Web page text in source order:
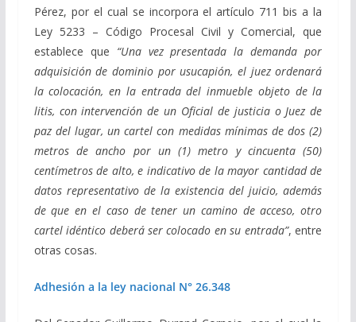
Pérez, por el cual se incorpora el artículo 711 bis a la
Ley 5233 – Código Procesal Civil y Comercial, que
establece que “Una vez presentada la demanda por
adquisición de dominio por usucapión, el juez ordenará
la colocación, en la entrada del inmueble objeto de la
litis, con intervención de un Oficial de justicia o Juez de
paz del lugar, un cartel con medidas mínimas de dos (2)
metros de ancho por un (1) metro y cincuenta (50)
centímetros de alto, e indicativo de la mayor cantidad de
datos representativo de la existencia del juicio, además
de que en el caso de tener un camino de acceso, otro
cartel idéntico deberá ser colocado en su entrada”, entre
otras cosas.
Adhesión a la ley nacional N° 26.348